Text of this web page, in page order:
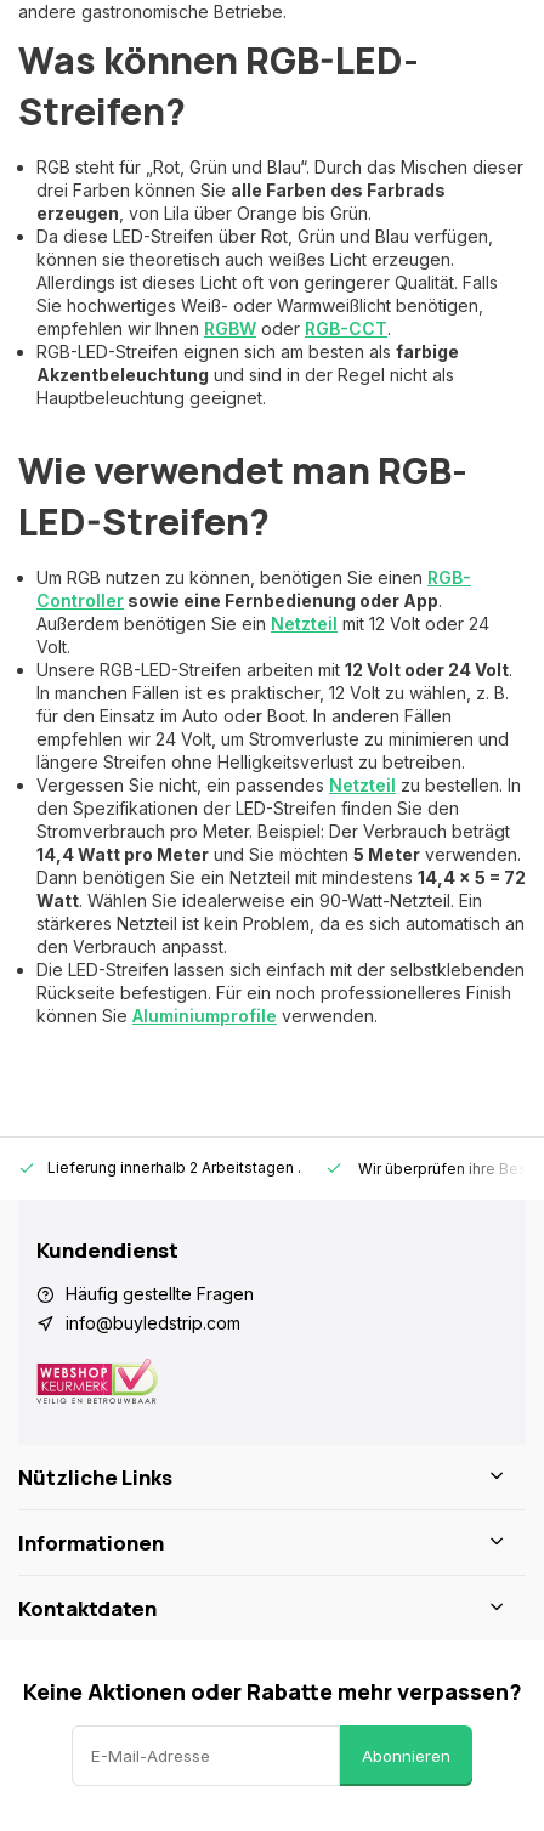
andere gastronomische Betriebe.
Was können RGB-LED-
Streifen?
RGB steht für „Rot, Grün und Blau“. Durch das Mischen dieser
drei Farben können Sie alle Farben des Farbrads
erzeugen , von Lila über Orange bis Grün.
Da diese LED-Streifen über Rot, Grün und Blau verfügen,
können sie theoretisch auch weißes Licht erzeugen.
Allerdings ist dieses Licht oft von geringerer Qualität. Falls
Sie hochwertiges Weiß- oder Warmweißlicht benötigen,
empfehlen wir Ihnen RGBW oder RGB-CCT.
RGB-LED-Streifen eignen sich am besten als farbige
Akzentbeleuchtung und sind in der Regel nicht als
Hauptbeleuchtung geeignet.
Wie verwendet man RGB-
LED-Streifen?
Um RGB nutzen zu können, benötigen Sie einen RGB-
Controller sowie eine Fernbedienung oder App.
Außerdem benötigen Sie ein Netzteil mit 12 Volt oder 24
Volt.
Unsere RGB-LED-Streifen arbeiten mit 12 Volt oder 24 Volt.
In manchen Fällen ist es praktischer, 12 Volt zu wählen, z. B.
für den Einsatz im Auto oder Boot. In anderen Fällen
empfehlen wir 24 Volt, um Stromverluste zu minimieren und
längere Streifen ohne Helligkeitsverlust zu betreiben.
Vergessen Sie nicht, ein passendes Netzteil zu bestellen. In
den Spezifikationen der LED-Streifen finden Sie den
Stromverbrauch pro Meter. Beispiel: Der Verbrauch beträgt
14,4 Watt pro Meter und Sie möchten 5 Meter verwenden.
Dann benötigen Sie ein Netzteil mit mindestens 14,4 x 5 = 72
Watt. Wählen Sie idealerweise ein 90-Watt-Netzteil. Ein
stärkeres Netzteil ist kein Problem, da es sich automatisch an
den Verbrauch anpasst.
Die LED-Streifen lassen sich einfach mit der selbstklebenden
Rückseite befestigen. Für ein noch professionelleres Finish
können Sie Aluminiumprofile verwenden.
Lieferung innerhalb 2 Arbeitstagen . Wir überprüfen ihre
Kundendienst
Häufig gestellte Fragen
info@buyledstrip.com
Nützliche Links
Informationen
Kontaktdaten
Keine Aktionen oder Rabatte mehr verpassen?
Abonnieren